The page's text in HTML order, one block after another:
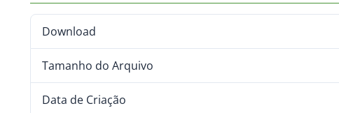
Download
Tamanho do Arquivo
Data de Criação